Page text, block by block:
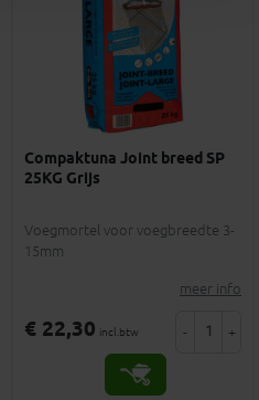
Compaktuna Joint breed SP
25KG Grijs
Voegmortel voor voegbreedte 3-
15mm
meer info
€ 22,30 incl.btw - +